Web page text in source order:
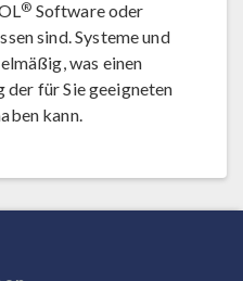
® Software oder
sind. Systeme und
was einen
der für Sie geeigneten
kann.